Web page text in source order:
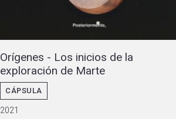
Orígenes - Los inicios de la
exploración de Marte
CÁPSULA
2021